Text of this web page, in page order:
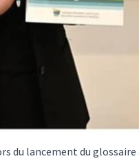
du lancement du